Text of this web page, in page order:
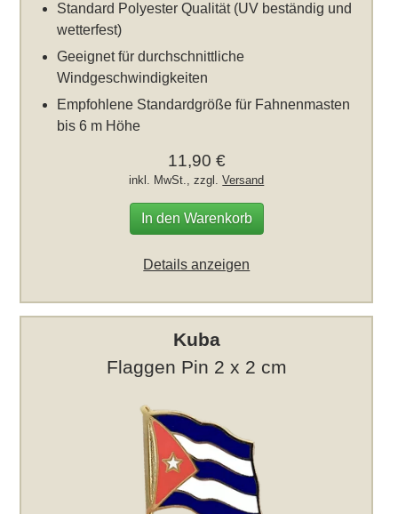
Standard Polyester Qualität (UV beständig und
wetterfest)
Geeignet für durchschnittliche
Windgeschwindigkeiten
Empfohlene Standardgröße für Fahnenmasten
bis 6 m Höhe
11,90 €
inkl. MwSt., zzgl.Versand
In den Warenkorb
Details anzeigen
Kuba
Flaggen Pin 2 x 2 cm